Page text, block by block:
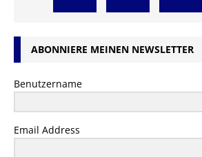
ABONNIERE MEINEN NEWSLETTER
Benutzername
Email Address